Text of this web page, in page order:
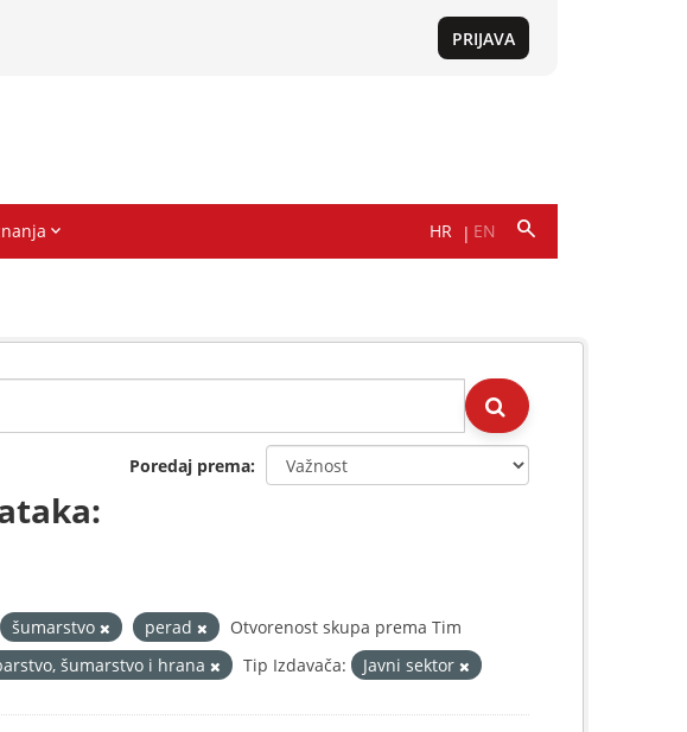
Poredaj prema
šumarstvo perad
Otvorenost skupa prema Tim
šumarstvo i hrana Tip Izdavača: Javni sektor